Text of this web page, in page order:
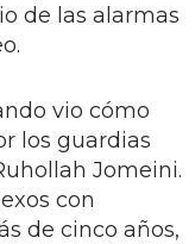
de las alarmas
vio cómo
los guardias
Jomeini.
con
de cinco años,